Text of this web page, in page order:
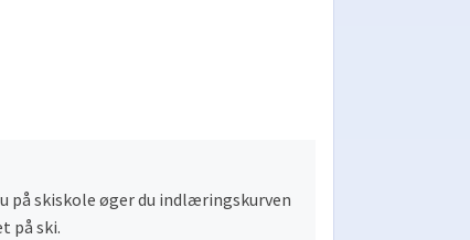
på skiskole øger du indlæringskurven
på ski.